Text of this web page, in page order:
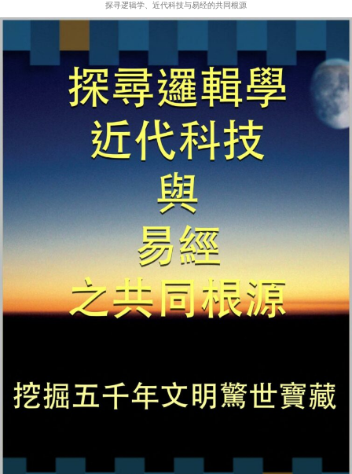
探寻逻辑学、近代科技与易经的共同根源